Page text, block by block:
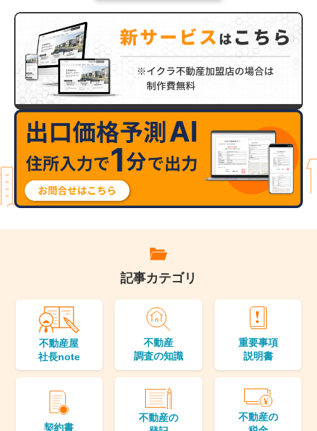
記事カテゴリ
不動産屋
社長note
不動産
調査の知識
重要事項
説明書
契約書
不動産の
不動産の